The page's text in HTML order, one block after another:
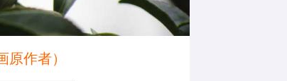
原作者）